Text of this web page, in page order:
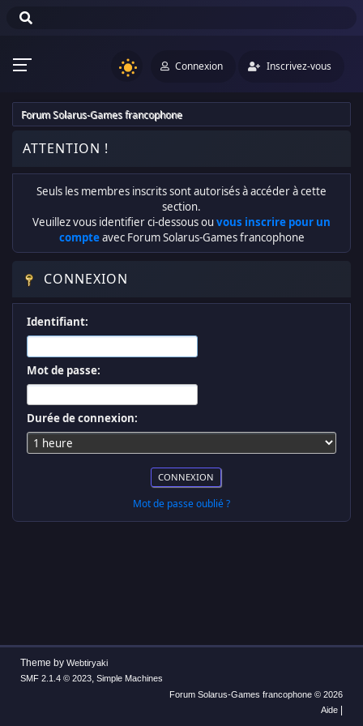
Connexion Inscrivez-vous
Forum Solarus-Games francophone
ATTENTION !
Seuls les membres inscrits sont autorisés à accéder à cette
section.
Veuillez vous identifier ci-dessous ou vous inscrire pour un
compteavec Forum Solarus-Games francophone
CONNEXION
Identifiant:
Mot de passe:
Durée de connexion:
Mot de passe oublié ?
Theme by Webtiryaki
SMF 2.1.4 © 2023, Simple Machines
Forum Solarus-Games francophone © 2026
Aide